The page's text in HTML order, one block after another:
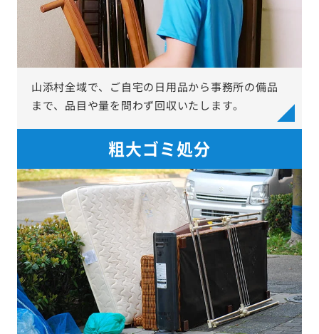
山添村全域で、ご自宅の日用品から事務所の備品
まで、品目や量を問わず回収いたします。
粗大ゴミ処分